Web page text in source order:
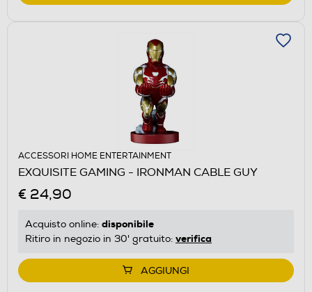
ACCESSORI HOME ENTERTAINMENT
EXQUISITE GAMING - IRONMAN CABLE GUY
€ 24,90
Acquisto online: disponibile
Ritiro in negozio in 30' gratuito: verifica
AGGIUNGI